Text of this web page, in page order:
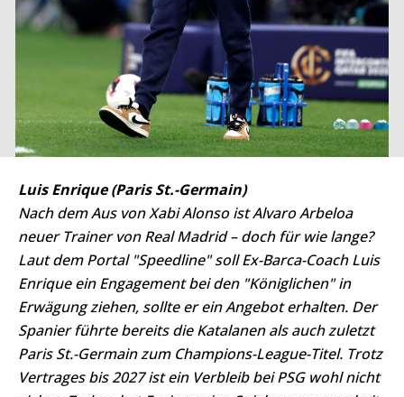
Luis Enrique (Paris St.-Germain)
Nach dem Aus von Xabi Alonso ist Alvaro Arbeloa
neuer Trainer von Real Madrid – doch für wie lange?
Laut dem Portal "Speedline" soll Ex-Barca-Coach Luis
Enrique ein Engagement bei den "Königlichen" in
Erwägung ziehen, sollte er ein Angebot erhalten. Der
Spanier führte bereits die Katalanen als auch zuletzt
Paris St.-Germain zum Champions-League-Titel. Trotz
Vertrages bis 2027 ist ein Verbleib bei PSG wohl nicht